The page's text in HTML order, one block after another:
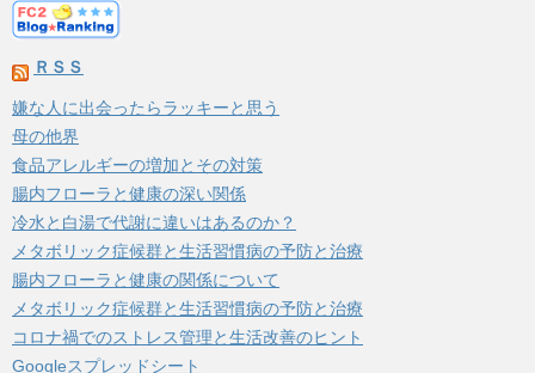
ＲＳＳ
嫌な人に出会ったらラッキーと思う
母の他界
食品アレルギーの増加とその対策
腸内フローラと健康の深い関係
冷水と白湯で代謝に違いはあるのか？
メタボリック症候群と生活習慣病の予防と治療
腸内フローラと健康の関係について
メタボリック症候群と生活習慣病の予防と治療
コロナ禍でのストレス管理と生活改善のヒント
Googleスプレッドシート